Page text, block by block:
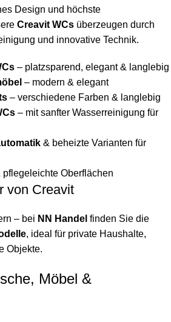
Design und höchste
Creavit WCs überzeugen durch
und innovative Technik.
– platzsparend, elegant & langlebig
– modern & elegant
– verschiedene Farben & langlebig
– mit sanfter Wasserreinigung für
& beheizte Varianten für
pflegeleichte Oberflächen
von Creavit
– bei NN Handel finden Sie die
, ideal für private Haushalte,
Objekte.
Möbel &